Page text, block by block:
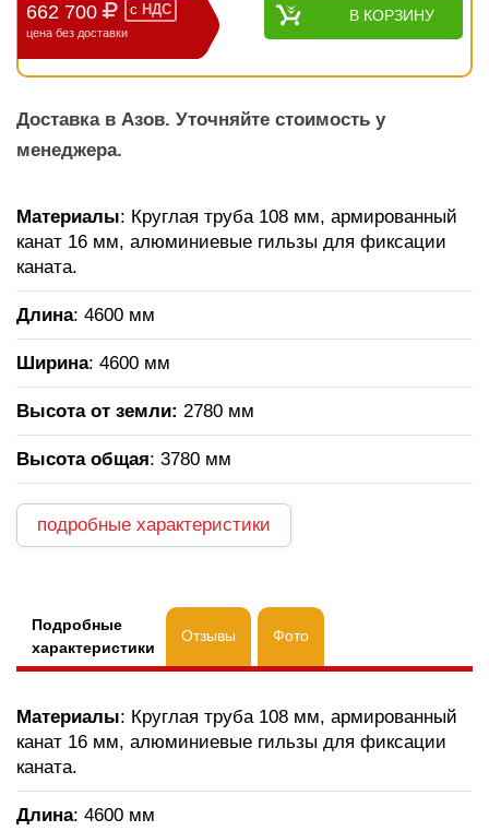
662 700 с НДС
цена без доставки
В КОРЗИНУ
Доставка в Азов. Уточняйте стоимость у
менеджера.
Материалы: Круглая труба 108 мм, армированный
канат 16 мм, алюминиевые гильзы для фиксации
каната.
Длина: 4600 мм
Ширина: 4600 мм
Высота от земли: 2780 мм
Высота общая: 3780 мм
подробные характеристики
Подробные
характеристики
Отзывы Фото
Материалы: Круглая труба 108 мм, армированный
канат 16 мм, алюминиевые гильзы для фиксации
каната.
Длина: 4600 мм